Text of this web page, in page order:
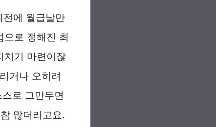
에 월급날만
로 정해진 최
치기 마련이잖
거나 오히려
로 그만두면
많더라고요.